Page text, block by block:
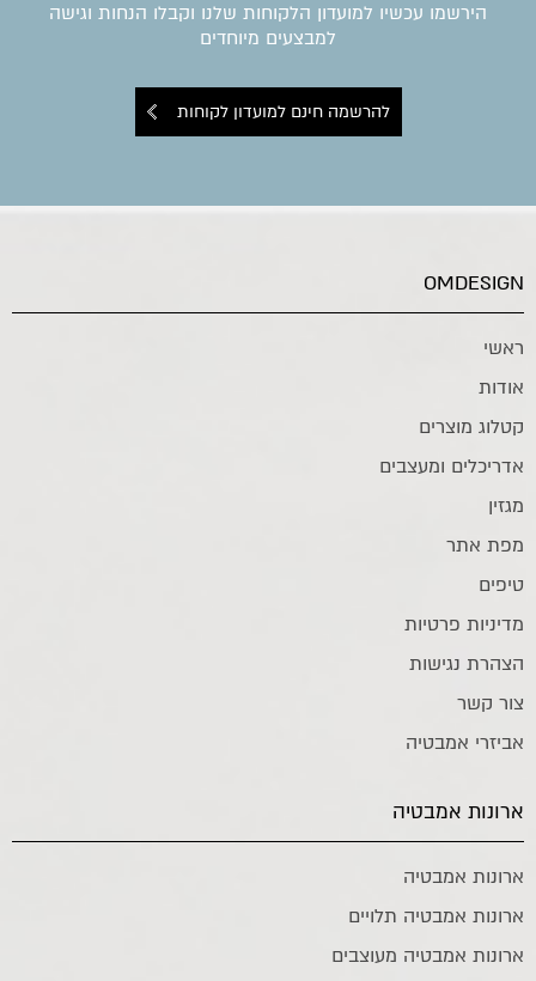
הירשמו עכשיו למועדון הלקוחות שלנו וקבלו הנחות וגישה
למבצעים מיוחדים
להרשמה חינם למועדון לקוחות
OMDESIGN
ראשי
אודות
קטלוג מוצרים
אדריכלים ומעצבים
מגזין
מפת אתר
טיפים
מדיניות פרטיות
הצהרת נגישות
צור קשר
אביזרי אמבטיה
ארונות אמבטיה
ארונות אמבטיה
ארונות אמבטיה תלויים
ארונות אמבטיה מעוצבים